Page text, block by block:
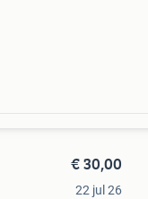
€ 30,00
22 jul 26